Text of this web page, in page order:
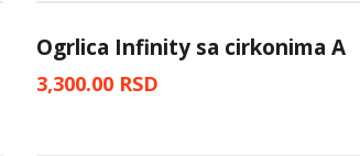
Ogrlica Infinity sa cirkonima A
3,300.00 RSD